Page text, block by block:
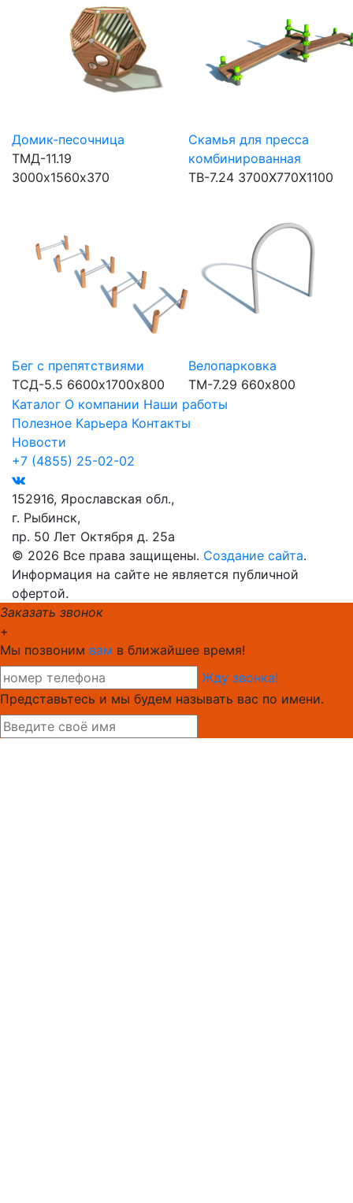
Домик-песочница
ТМД-11.19
3000х1560х370
Скамья для пресса
комбинированная
ТВ-7.24 3700Х770Х1100
Бег с препятствиями
ТСД-5.5 6600х1700х800
Велопарковка
ТМ-7.29 660х800
Каталог О компании Наши работы
Полезное Карьера Контакты
Новости
+7 (4855) 25-02-02
152916, Ярославская обл.,
г. Рыбинск,
пр. 50 Лет Октября д. 25а
© 2026 Все права защищены. Создание сайта.
Информация на сайте не является публичной
офертой.
Заказать звонок
+
Мы позвоним вам в ближайшее время!
Жду звонка!
Представьтесь и мы будем называть вас по имени.